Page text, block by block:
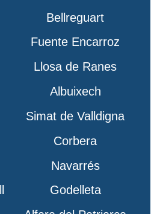
Bellreguart
Fuente Encarroz
Llosa de Ranes
Albuixech
Simat de Valldigna
Corbera
Navarrés
Godelleta